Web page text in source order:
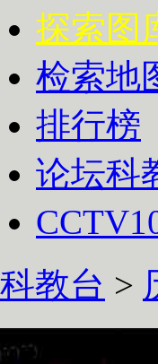
探索图
检索地
排行榜
论坛科
科教台 >